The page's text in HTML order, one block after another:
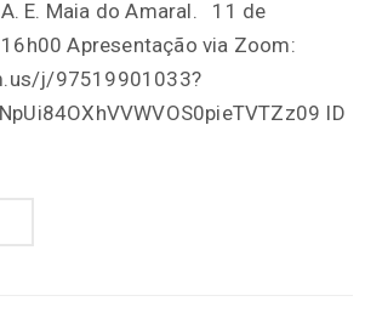
E. Maia do Amaral. 11 de
Apresentação via Zoom:
j/97519901033?
ID